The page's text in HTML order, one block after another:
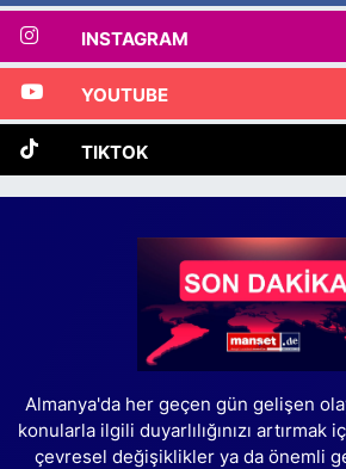
INSTAGRAM
YOUTUBE
TIKTOK
Almanya'da her geçen gün gelişen
konularla ilgili duyarlılığınızı artırmak
çevresel değişiklikler ya da önemli